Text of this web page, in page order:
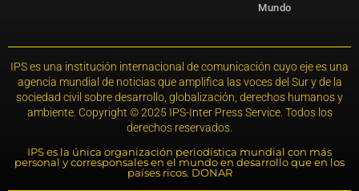
Mundo
IPS es una institución internacional de comunicación cuyo eje es una
agencia mundial de noticias que amplifica las voces del Sur y de la
sociedad civil sobre desarrollo, globalización, derechos humanos y
ambiente. Copyright © 2025 IPS-Inter Press Service. Todos los
derechos reservados.
IPS es la única organización periodística mundial con más
personal y corresponsales en el mundo en desarrollo que en los
países ricos. DONAR